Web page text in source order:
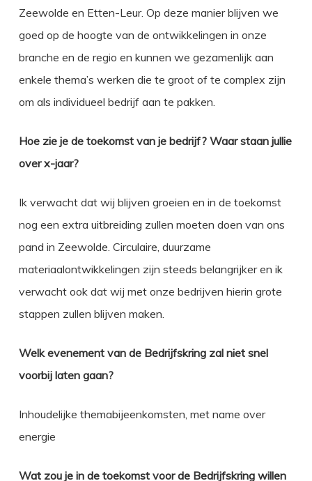
Zeewolde en Etten-Leur. Op deze manier blijven we
goed op de hoogte van de ontwikkelingen in onze
branche en de regio en kunnen we gezamenlijk aan
enkele thema’s werken die te groot of te complex zijn
om als individueel bedrijf aan te pakken.
Hoe zie je de toekomst van je bedrijf? Waar staan jullie
over x-jaar?
Ik verwacht dat wij blijven groeien en in de toekomst
nog een extra uitbreiding zullen moeten doen van ons
pand in Zeewolde. Circulaire, duurzame
materiaalontwikkelingen zijn steeds belangrijker en ik
verwacht ook dat wij met onze bedrijven hierin grote
stappen zullen blijven maken.
Welk evenement van de Bedrijfskring zal niet snel
voorbij laten gaan?
Inhoudelijke themabijeenkomsten, met name over
energie
Wat zou je in de toekomst voor de Bedrijfskring willen